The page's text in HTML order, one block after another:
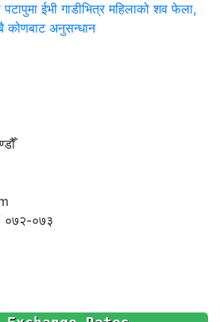
ईभी गाडीभित्र महिलाको शव फेला,
कोणबाट अनुसन्धान
०७२-०७३